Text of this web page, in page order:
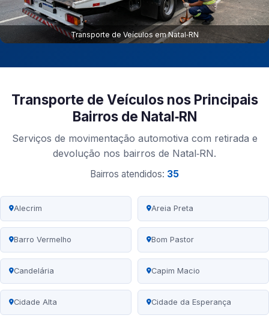
Transporte de Veículos em Natal‑RN
Transporte de Veículos nos Principais
Bairros de Natal‑RN
Serviços de movimentação automotiva com retirada e
devolução nos bairros de Natal‑RN.
Bairros atendidos: 35
Alecrim Areia Preta
Barro Vermelho Bom Pastor
Candelária Capim Macio
Cidade Alta Cidade da Esperança